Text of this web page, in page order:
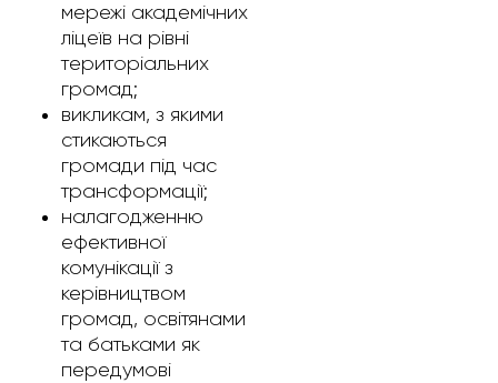
мережі академічних
ліцеїв на рівні
територіальних
громад;
викликам, з якими
стикаються
громади під час
трансформації;
налагодженню
ефективної
комунікації з
керівництвом
громад, освітянами
та батьками як
передумові